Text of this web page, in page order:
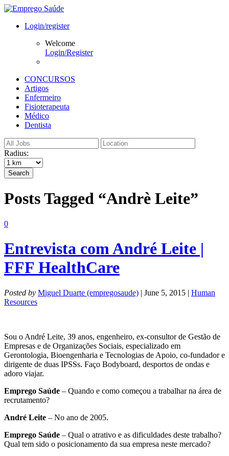
Login/register
Welcome
Login/Register
CONCURSOS
Artigos
Enfermeiro
Fisioterapeuta
Médico
Dentista
Radius:
Search
Posts Tagged “Andrè Leite”
0
Entrevista com André Leite |
FFF HealthCare
Posted by Miguel Duarte (empregosaude) | June 5, 2015 | Human
Resources
Sou o André Leite, 39 anos, engenheiro, ex-consultor de Gestão de
Empresas e de Organizações Sociais, especializado em
Gerontologia, Bioengenharia e Tecnologias de Apoio, co-fundador e
dirigente de duas IPSSs. Faço Bodyboard, desportos de ondas e
adoro viajar.
Emprego Saúde – Quando e como começou a trabalhar na área de
recrutamento?
André Leite – No ano de 2005.
Emprego Saúde – Qual o atrativo e as dificuldades deste trabalho?
Qual tem sido o posicionamento da sua empresa neste mercado?